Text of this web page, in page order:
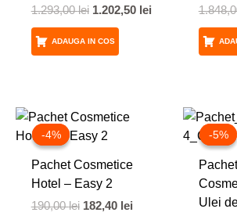
1.293,00lei 1.202,50 lei
ADAUGA IN COS
-4%
-4%
Pachet Cosmetice
Hotel – Easy 2
190,00lei
Prețul
inițial
a
fost:
190,00 lei.
182,40 lei
-5%
-5%
Ulei